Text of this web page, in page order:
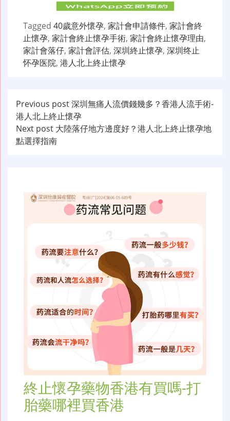
Tagged 40歲意外懷孕, 家計會申請條件, 家計會終
止懷孕, 家計會終止懷孕手術, 家計會終止懷孕理由,
家計會落仔, 家計會評估, 深圳終止懷孕, 深圳终止
怀孕医院, 港人北上終止懷孕
文
章
导
Previous post深圳無痛人流價錢幾多？香港人流手術-
港人北上終止懷孕
Next post 大陸落仔地方邊度好？港人北上終止懷孕地
點選擇指南
終止懷孕藥物香港有買嗎-打
胎藥哪裡買香港